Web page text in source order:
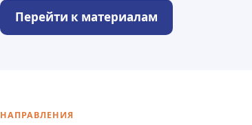
Перейти к материалам
НАПРАВЛЕНИЯ